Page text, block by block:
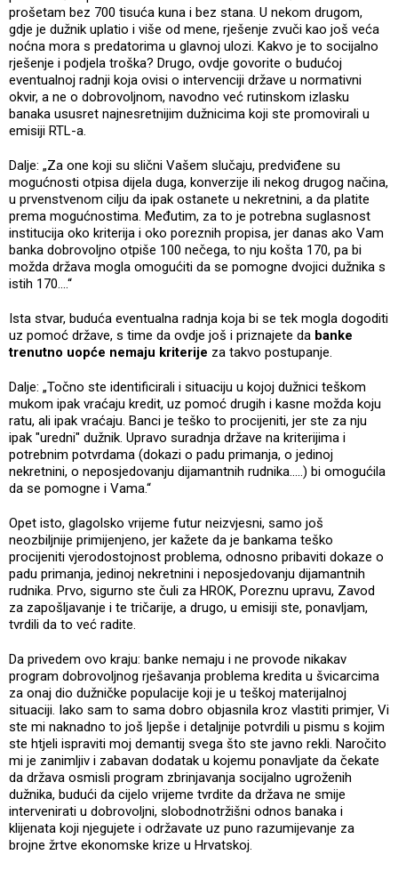
prošetam bez 700 tisuća kuna i bez stana. U nekom drugom,
gdje je dužnik uplatio i više od mene, rješenje zvuči kao još veća
noćna mora s predatorima u glavnoj ulozi. Kakvo je to socijalno
rješenje i podjela troška? Drugo, ovdje govorite o budućoj
eventualnoj radnji koja ovisi o intervenciji države u normativni
okvir, a ne o dobrovoljnom, navodno već rutinskom izlasku
banaka ususret najnesretnijim dužnicima koji ste promovirali u
emisiji RTL-a.
Dalje: „Za one koji su slični Vašem slučaju, predviđene su
mogućnosti otpisa dijela duga, konverzije ili nekog drugog načina,
u prvenstvenom cilju da ipak ostanete u nekretnini, a da platite
prema mogućnostima. Međutim, za to je potrebna suglasnost
institucija oko kriterija i oko poreznih propisa, jer danas ako Vam
banka dobrovoljno otpiše 100 nečega, to nju košta 170, pa bi
možda država mogla omogućiti da se pomogne dvojici dužnika s
istih 170....“
Ista stvar, buduća eventualna radnja koja bi se tek mogla dogoditi
uz pomoć države, s time da ovdje još i priznajete da banke
trenutno uopće nemaju kriterije za takvo postupanje.
Dalje: „Točno ste identificirali i situaciju u kojoj dužnici teškom
mukom ipak vraćaju kredit, uz pomoć drugih i kasne možda koju
ratu, ali ipak vraćaju. Banci je teško to procijeniti, jer ste za nju
ipak "uredni" dužnik. Upravo suradnja države na kriterijima i
potrebnim potvrdama (dokazi o padu primanja, o jedinoj
nekretnini, o neposjedovanju dijamantnih rudnika.....) bi omogućila
da se pomogne i Vama.“
Opet isto, glagolsko vrijeme futur neizvjesni, samo još
neozbiljnije primijenjeno, jer kažete da je bankama teško
procijeniti vjerodostojnost problema, odnosno pribaviti dokaze o
padu primanja, jedinoj nekretnini i neposjedovanju dijamantnih
rudnika. Prvo, sigurno ste čuli za HROK, Poreznu upravu, Zavod
za zapošljavanje i te tričarije, a drugo, u emisiji ste, ponavljam,
tvrdili da to već radite.
Da privedem ovo kraju: banke nemaju i ne provode nikakav
program dobrovoljnog rješavanja problema kredita u švicarcima
za onaj dio dužničke populacije koji je u teškoj materijalnoj
situaciji. Iako sam to sama dobro objasnila kroz vlastiti primjer, Vi
ste mi naknadno to još ljepše i detaljnije potvrdili u pismu s kojim
ste htjeli ispraviti moj demantij svega što ste javno rekli. Naročito
mi je zanimljiv i zabavan dodatak u kojemu ponavljate da čekate
da država osmisli program zbrinjavanja socijalno ugroženih
dužnika, budući da cijelo vrijeme tvrdite da država ne smije
intervenirati u dobrovoljni, slobodnotržišni odnos banaka i
klijenata koji njegujete i održavate uz puno razumijevanje za
brojne žrtve ekonomske krize u Hrvatskoj.